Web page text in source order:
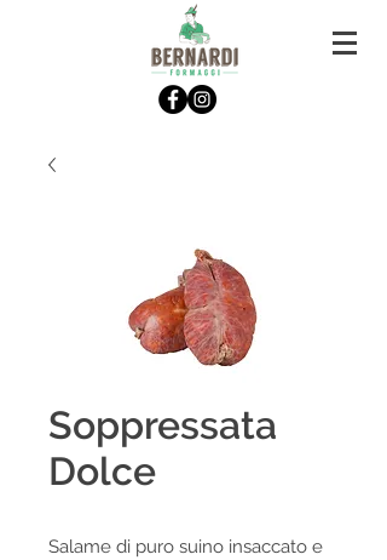
Soppressata
Dolce
Salame di puro suino insaccato e